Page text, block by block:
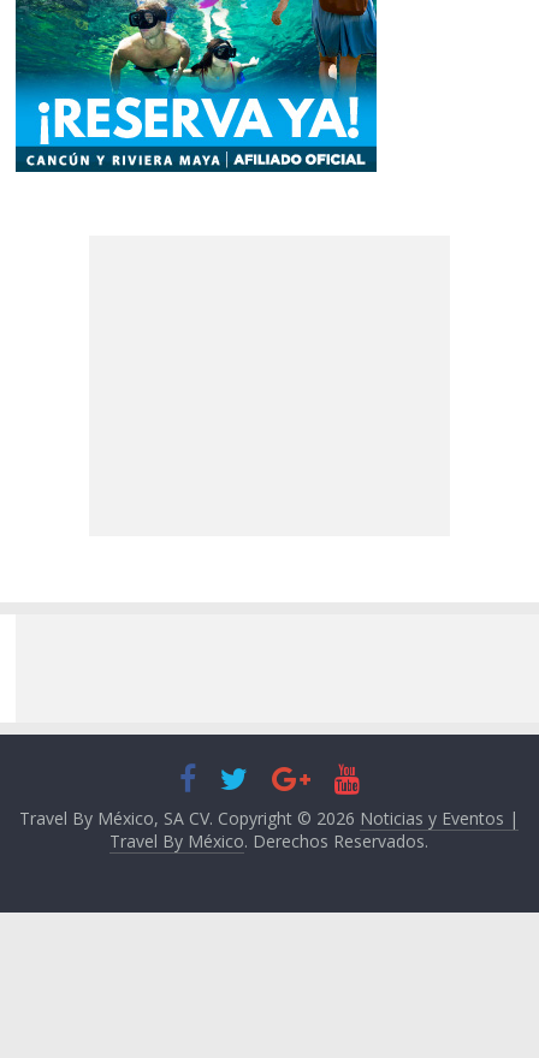
Travel By México, SA CV. Copyright © 2026 Noticias y Eventos |
Travel By México. Derechos Reservados.